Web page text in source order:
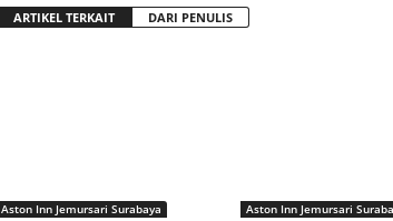
ARTIKEL TERKAIT DARI PENULIS
Aston Inn Jemursari Surabaya Aston Inn Jemursari